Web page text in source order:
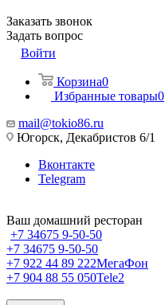
Заказать звонок
Задать вопрос
Войти
Корзина0
Избранные товары0
mail@tokio86.ru
Югорск, Декабристов 6/1
Вконтакте
Telegram
Ваш домашний ресторан
+7 34675 9-50-50
+7 34675 9-50-50
+7 922 44 89 222МегаФон
+7 904 88 55 050Tele2